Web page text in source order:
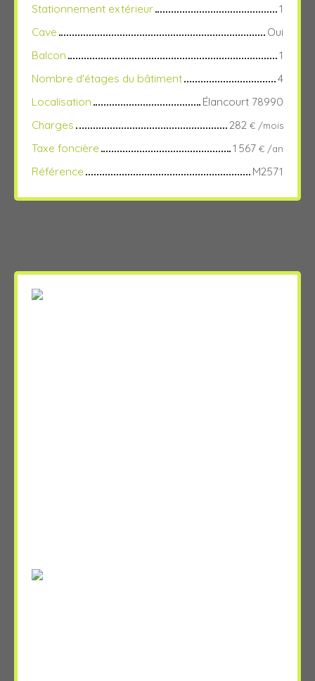
Stationnement extérieur
1
Cave
Oui
Balcon
1
Nombre d'étages du bâtiment
4
Localisation
Élancourt 78990
Charges
282 € /mois
Taxe foncière 1 567 € /an
Référence M2571